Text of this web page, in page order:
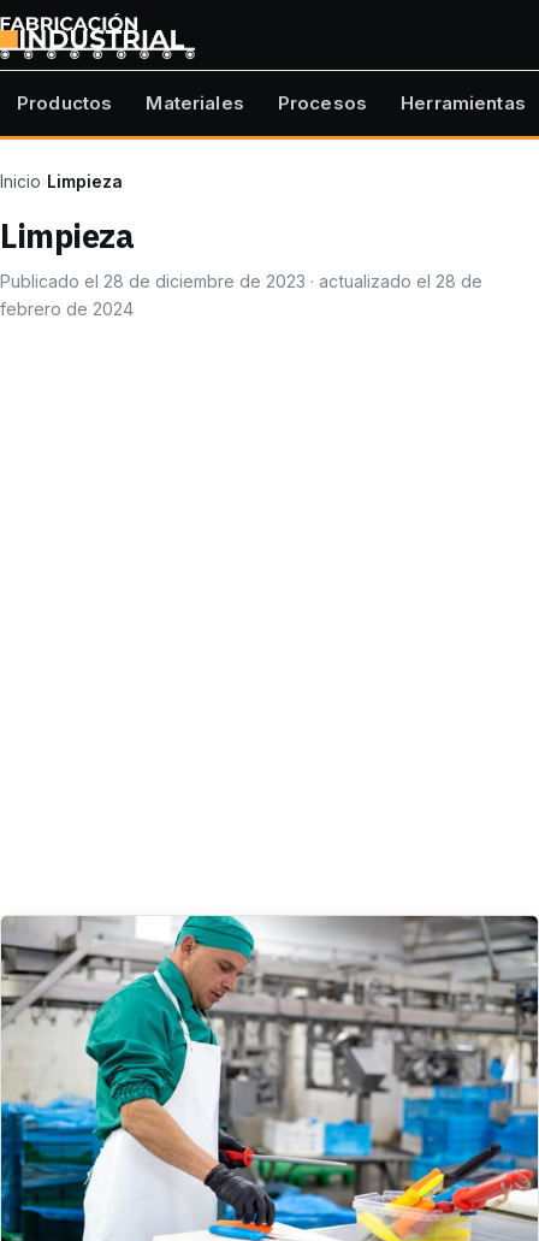
Productos Materiales Procesos Herramientas
Inicio›Limpieza
Limpieza
Publicado el 28 de diciembre de 2023 · actualizado el 28 de
febrero de 2024